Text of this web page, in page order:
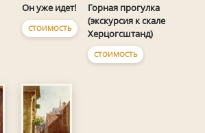
Он уже идет!
СТОИМОСТЬ
Горная прогулка
(экскурсия к скале
Херцогсштанд)
СТОИМОСТЬ